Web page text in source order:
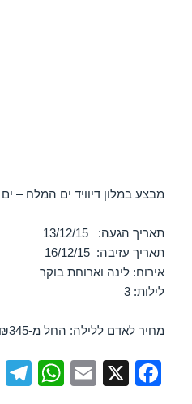
מבצע במלון דיוויד ים המלח –
תאריך הגעה: 13/12/15
תאריך עזיבה: 16/12/15
אירוח: לינה וארוחת בוקר
לילות: 3
מחיר לאדם ללילה: החל מ-₪345
F
X
E
W